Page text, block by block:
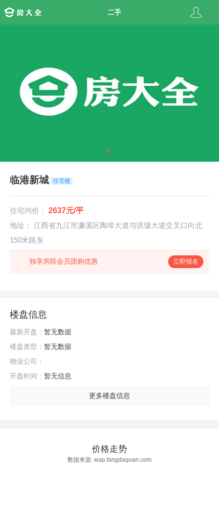
二手
临港新城 住宅楼
住宅均价： 2637元/平
地址： 江西省九江市濂溪区陶埠大道与洪垅大道交叉口向北
150米路东
独享房联会员团购优惠 立即报名
楼盘信息
最新开盘： 暂无数据
楼盘类型： 暂无数据
物业公司：
开盘时间： 暂无信息
更多楼盘信息
价格走势
数据来源: wap.fangdaquan.com